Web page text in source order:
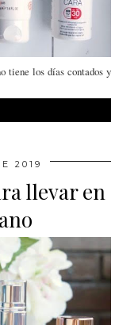
tiene los días contados y
2019
llevar en